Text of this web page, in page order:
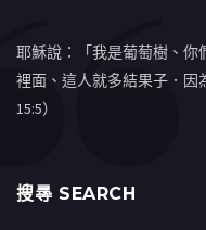
耶穌說：「我是葡萄樹、你
裡面、這人就多結果子．因
15:5）
搜㝷 SEARCH